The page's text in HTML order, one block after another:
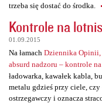
trzeba się dostać do środka.
Kontrole na
01.09.2015
Na łamach Dziennika Opinii,
absurd nadzoru – kontrole
ładowarka, kawałek kabla,
metalu gdzieś przy ciele, czy
ostrzegawczy i oznacza